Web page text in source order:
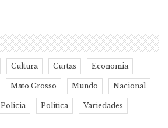
Cultura Curtas Economia
Mato Grosso Mundo Nacional
Polícia Política Variedades